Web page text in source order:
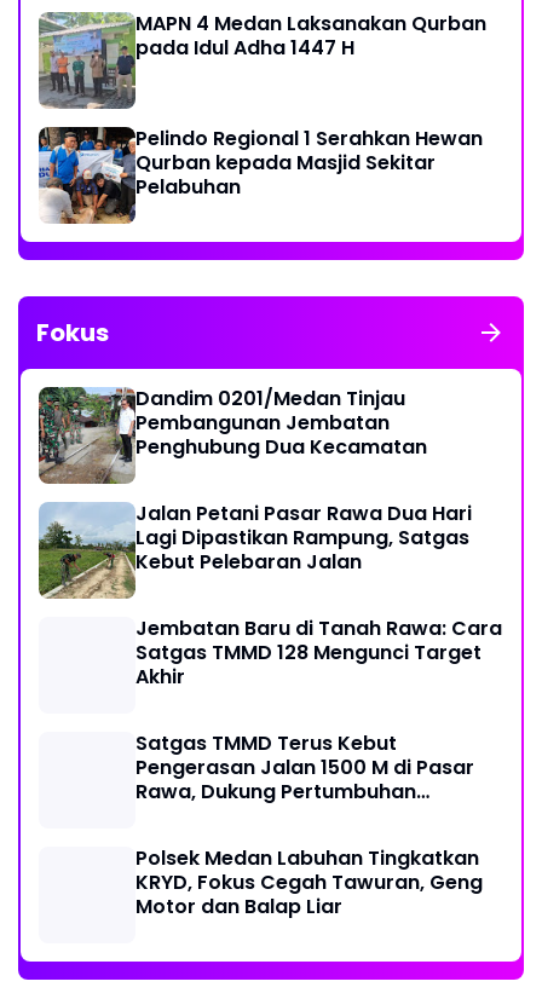
MAPN 4 Medan Laksanakan Qurban
pada Idul Adha 1447 H
Pelindo Regional 1 Serahkan Hewan
Qurban kepada Masjid Sekitar
Pelabuhan
Fokus
Dandim 0201/Medan Tinjau
Pembangunan Jembatan
Penghubung Dua Kecamatan
Jalan Petani Pasar Rawa Dua Hari
Lagi Dipastikan Rampung, Satgas
Kebut Pelebaran Jalan
Jembatan Baru di Tanah Rawa: Cara
Satgas TMMD 128 Mengunci Target
Akhir
Satgas TMMD Terus Kebut
Pengerasan Jalan 1500 M di Pasar
Rawa, Dukung Pertumbuhan
Polsek Medan Labuhan Tingkatkan
KRYD, Fokus Cegah Tawuran, Geng
Motor dan Balap Liar